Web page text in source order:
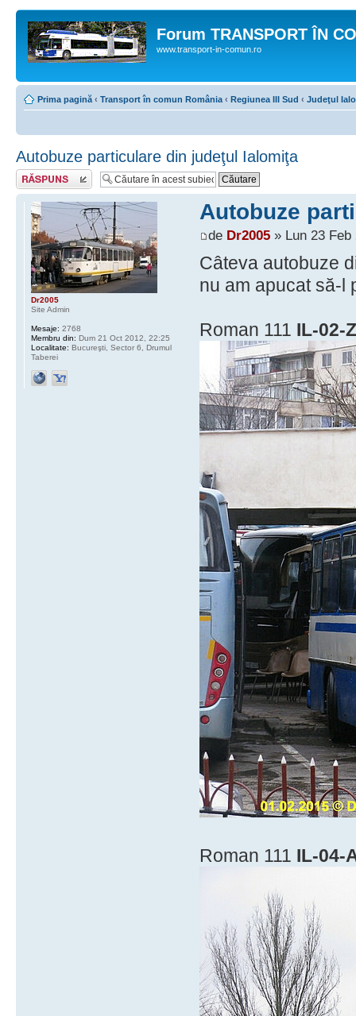
Forum TRANSPORT ÎN
www.transport-in-comun.ro
Prima pagină ‹ Transport în comun România ‹ Regiunea III Sud ‹ Judeţul
Autobuze particulare din judeţul Ialomiţa
Răspunde
Autobuze
de Dr2005» Lun 23 Feb
Câteva autobuze
nu am apucat să-l
Roman 111 IL-02-
Roman 111 IL-04-
Dr2005
Site Admin
Mesaje: 2768
Membru din: Dum 21 Oct 2012, 22:25
Localitate: Bucureşti, Sector 6, Drumul
Taberei